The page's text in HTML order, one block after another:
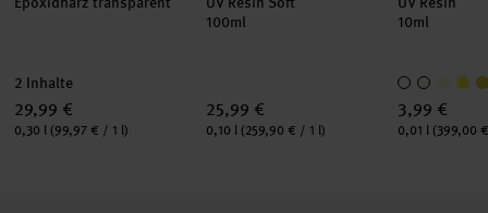
2 Inhalte
29,99 €
Inhalt:
0,30 l (99,97 € / 1 l)
100ml
25,99 €
Inhalt:
0,10 l (259,90 € / 1 l)
10ml
3,99 €
Inhalt:
0,01 l (399,00